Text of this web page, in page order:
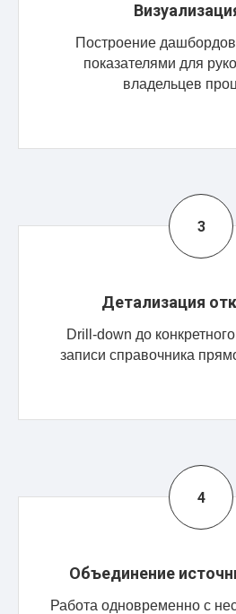
Построение
показателями для
владельцев
Детализация
Drill-down до
записи справочника
Объединение
Работа одновременно с